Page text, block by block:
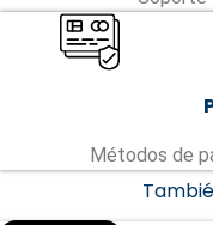
Métodos de